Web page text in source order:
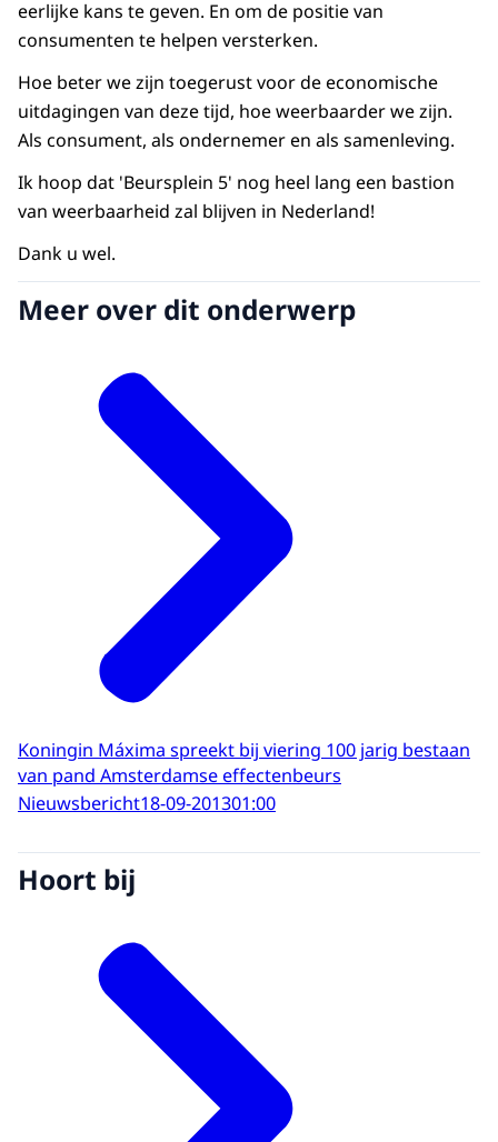
eerlijke kans te geven. En om de positie van
consumenten te helpen versterken.
Hoe beter we zijn toegerust voor de economische
uitdagingen van deze tijd, hoe weerbaarder we zijn.
Als consument, als ondernemer en als samenleving.
Ik hoop dat 'Beursplein 5' nog heel lang een bastion
van weerbaarheid zal blijven in Nederland!
Dank u wel.
Meer over dit onderwerp
Koningin Máxima spreekt bij viering 100 jarig bestaan
van pand Amsterdamse effectenbeurs
Nieuwsbericht18-09-201301:00
Hoort bij